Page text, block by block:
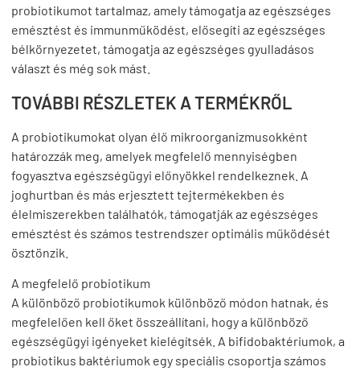
probiotikumot tartalmaz, amely támogatja az egészséges
emésztést és immunműködést, elősegíti az egészséges
bélkörnyezetet, támogatja az egészséges gyulladásos
választ és még sok mást.
TOVÁBBI RÉSZLETEK A TERMÉKRŐL
A probiotikumokat olyan élő mikroorganizmusokként
határozzák meg, amelyek megfelelő mennyiségben
fogyasztva egészségügyi előnyökkel rendelkeznek. A
joghurtban és más erjesztett tejtermékekben és
élelmiszerekben találhatók, támogatják az egészséges
emésztést és számos testrendszer optimális működését
ösztönzik.
A megfelelő probiotikum
A különböző probiotikumok különböző módon hatnak, és
megfelelően kell őket összeállítani, hogy a különböző
egészségügyi igényeket kielégítsék. A bifidobaktériumok, a
probiotikus baktériumok egy speciális csoportja számos